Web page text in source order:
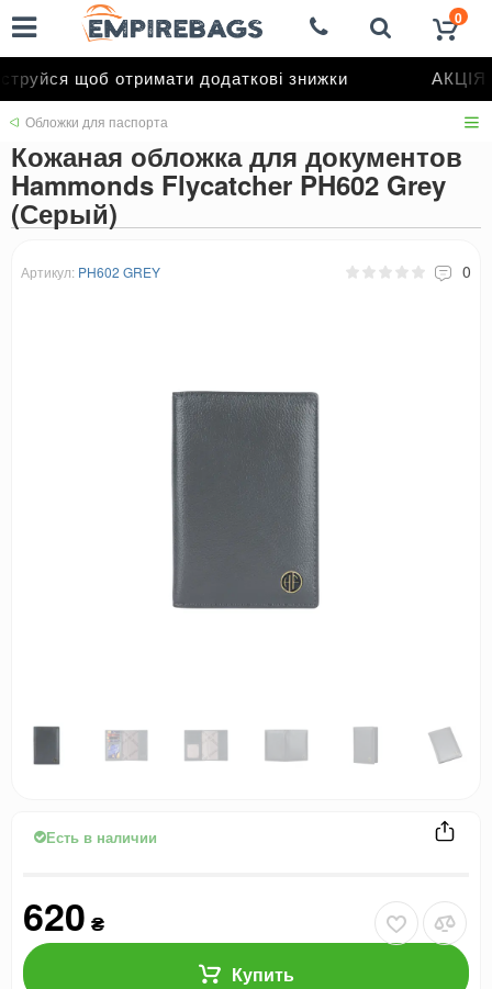
щоб отримати додаткові знижки АКЦІЯ
0
Обложки для паспорта
Кожаная обложка для документов
Hammonds Flycatcher PH602 Grey
(Серый)
Артикул: PH602 GREY 0
Есть в наличии
620 ₴
Купить